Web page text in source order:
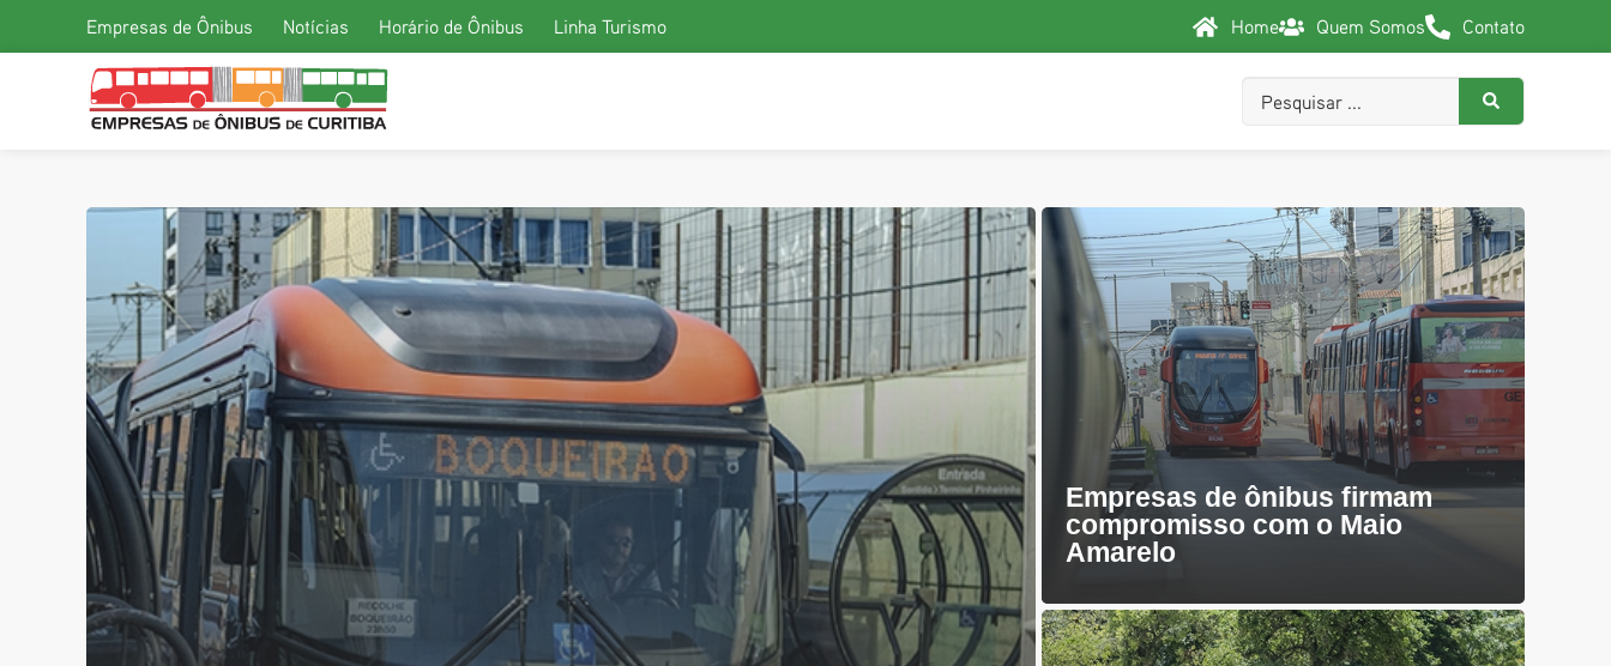
Empresas de Ônibus Notícias Horário de Ônibus Linha Turismo Home Quem Somos Contato
Empresas de ônibus firmam
compromisso com o Maio
Amarelo